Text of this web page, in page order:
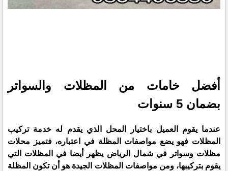
أفضل خامات من المظلات والسواتر
بضمان 5 سنوات
عندما يقوم العميل باختيار المحل الذي يقدم له خدمة تركيب
المظلات فهو يضع مواصفات المظلة في اعتباره، فتميز محلات
مظلات وسواتر في شمال الرياض يظهر أيضا في المظلات التي
يقوم بتركيبها، ومن مواصفات المظلات الجيدة هو أن تكون المظلة